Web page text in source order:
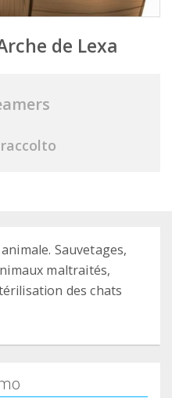
de Lexa
raccolto
Sauvetages,
maltraités,
des chats